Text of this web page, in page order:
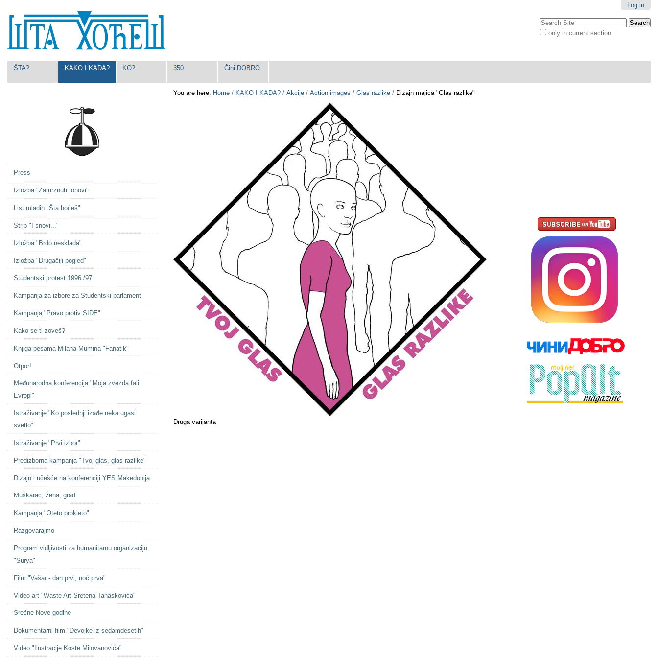
content.
to
Log in
Search Site
only in current section
Navigation
ŠTA? KAKO I KADA? KO? 350 Čini DOBRO
You are here: Home / KAKO I KADA? /Akcije /Action images /Glas razlike / Dizajn majica "Glas razlike"
Druga varijanta
Press
Izložba "Zamrznuti tonovi"
List mladih "Šta hoćeš"
Strip "I snovi..."
Izložba "Brdo nesklada"
Izložba "Drugačiji pogled"
Studentski protest 1996./97.
Kampanja za izbore za Studentski parlament
Kampanja "Pravo protiv SIDE"
Kako se ti zoveš?
Knjiga pesama Milana Mumina "Fanatik"
Otpor!
Međunarodna konferencija "Moja zvezda fali
Evropi"
Istraživanje "Ko poslednji izađe neka ugasi
svetlo"
Istraživanje "Prvi izbor"
Predizborna kampanja "Tvoj glas, glas razlike"
Dizajn i učešće na konferenciji YES Makedonija
Muškarac, žena, grad
Kampanja "Oteto prokleto"
Razgovarajmo
Program vidljivosti za humanitarnu organizaciju
"Surya"
Film "Vašar - dan prvi, noć prva"
Video art "Waste Art Sretena Tanaskovića"
Srećne Nove godine
Dokumentarni film "Devojke iz sedamdesetih"
Video "Ilustracije Koste Milovanovića"